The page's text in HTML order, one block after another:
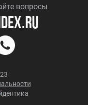
вопросы